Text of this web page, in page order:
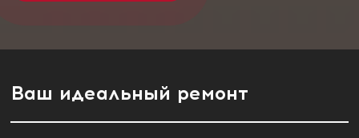
Ваш идеальный ремонт